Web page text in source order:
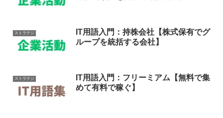
ストラテジ
IT用語入門：持株会社【株式保有でグ
ループを統括する会社】
ストラテジ
IT用語入門：フリーミアム【無料で集
めて有料で稼ぐ】